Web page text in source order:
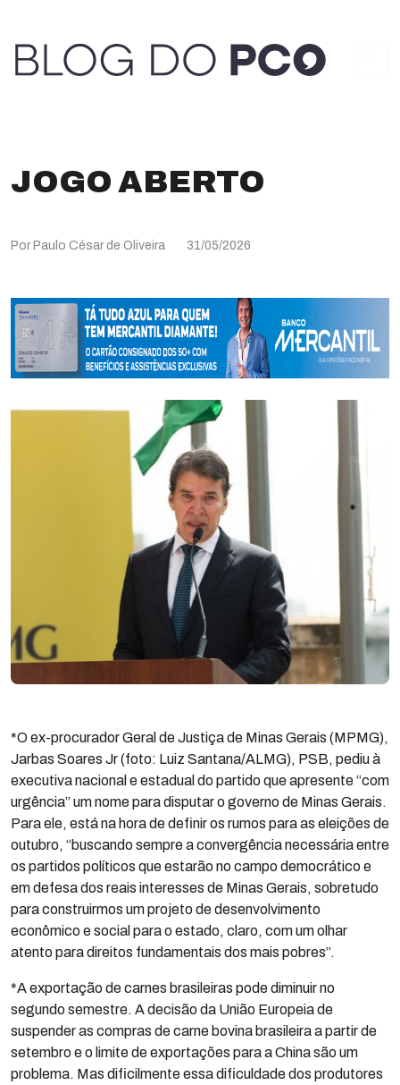
JOGO ABERTO
Por Paulo César de Oliveira 31/05/2026
*O ex-procurador Geral de Justiça de Minas Gerais (MPMG),
Jarbas Soares Jr (foto: Luiz Santana/ALMG), PSB, pediu à
executiva nacional e estadual do partido que apresente “com
urgência” um nome para disputar o governo de Minas Gerais.
Para ele, está na hora de definir os rumos para as eleições de
outubro, “buscando sempre a convergência necessária entre
os partidos políticos que estarão no campo democrático e
em defesa dos reais interesses de Minas Gerais, sobretudo
para construirmos um projeto de desenvolvimento
econômico e social para o estado, claro, com um olhar
atento para direitos fundamentais dos mais pobres”.
*A exportação de carnes brasileiras pode diminuir no
segundo semestre. A decisão da União Europeia de
suspender as compras de carne bovina brasileira a partir de
setembro e o limite de exportações para a China são um
problema. Mas dificilmente essa dificuldade dos produtores